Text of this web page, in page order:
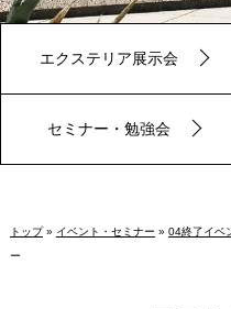
エクステリア展示会
セミナー・勉強会
トップ» イベント・セミナー » 04終了イベ
ー